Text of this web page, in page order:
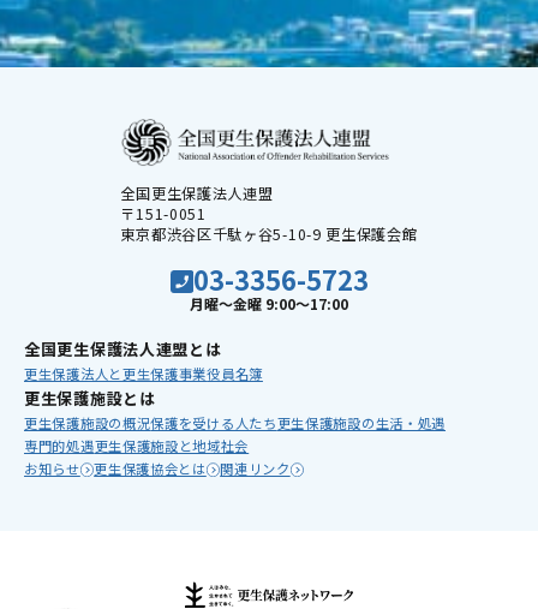
全国更生保護法人連盟
〒151-0051
東京都渋谷区千駄ヶ谷5-10-9 更生保護会館
03-3356-5723
月曜〜金曜 9:00〜17:00
全国更⽣保護法⼈連盟とは
更⽣保護法⼈と更⽣保護事業役員名簿
更⽣保護施設とは
更生保護施設の概況保護を受ける人たち更生保護施設の生活・処遇
専門的処遇更生保護施設と地域社会
お知らせ
更生保護協会とは 関連リンク